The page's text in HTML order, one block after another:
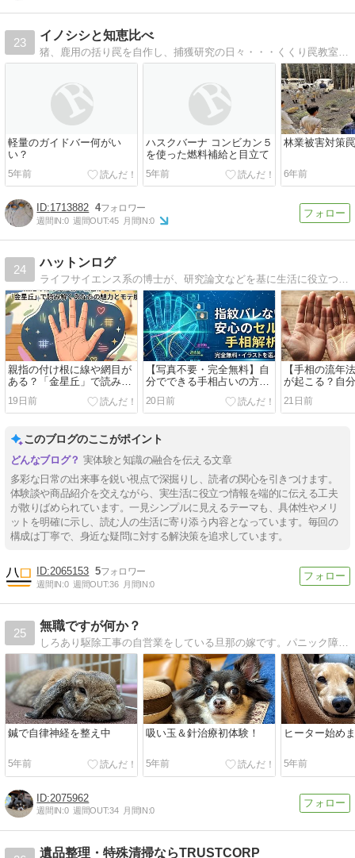
23
イノシシと知恵比べ
猪、鹿用の括り罠を自作し、捕獲研究の日々・・・くくり罠教室開催中！
軽量のガイドバー何がい
い？
5年前
ハスクバーナ コンビカン５
を使った燃料補給と目立て
5年前
林業被害対策
6年前
1713882 4
週間IN:0 週間OUT:45 月間IN:0
24
ハットンログ
ライフサイエンス系の博士が、研究論文などを基に生活に役立つ情報をわかりやすく紹介するブログ。子育て情報や身近な植物図鑑（野草）もあります。
親指の付け根に線や網目が
ある？「金星丘」で読み解
くあなたの魅力とモテ度
19日前
【写真不要・完全無料】自
分でできる手相占いの方
法！安全にセルフ解析でき
るツールを作ってみた
20日前
【手相の流年
が起こる？自
機を読み解く
21日前
このブログのここがポイント
実体験と知識の融合を伝える文章
多彩な日常の出来事を鋭い視点で深掘りし、読者の関心を引きつけます。
体験談や商品紹介を交えながら、実生活に役立つ情報を端的に伝える工夫
が散りばめられています。一見シンプルに見えるテーマも、具体性やメリ
ットを明確に示し、読む人の生活に寄り添う内容となっています。毎回の
構成は丁寧で、身近な疑問に対する解決策を追求しています。
2065153 5
週間IN:0 週間OUT:36 月間IN:0
25
無職ですが何か？
しろあり駆除工事の自営業をしている旦那の嫁です。パニック障害を抱えながら、潰瘍性大腸炎を患う旦那と暮らしています。主婦業、自営業、下僕にと奮闘する毎日を載せています。
鍼で自律神経を整え中
5年前
吸い玉＆針治療初体験！
5年前
ヒーター始め
5年前
2075962
週間IN:0 週間OUT:34 月間IN:0
遺品整理・特殊清掃ならTRUSTCORP